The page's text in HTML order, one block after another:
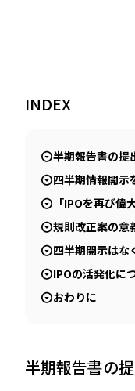
INDEX
半期報告書の提
四半期情報開示
「IPOを再び偉
規則改正案の意
四半期開示はな
IPOの活発化に
おわりに
半期報告書の